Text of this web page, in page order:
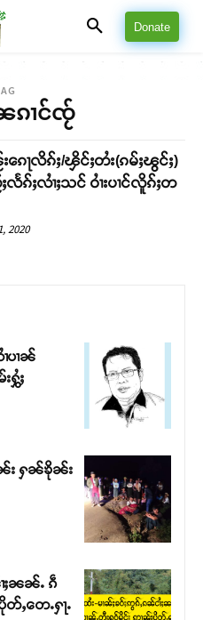
Donate
ၵၢင်ၸႂ်
ၵေႃလိၵ်ႈ/ၾိင်ႈတႆး(ၵမ်ႈၽွင်ႈ)
လႅၵ်ႈလၢႆႈသင် ဝၢႆးပၢင်လိူၵ်ႈတ
2020
ပၢၼ်
ႁွႆႈ
း ႁၼ်ၶိုၼ်း
ႈၼၼ်ႉ ၵဵ
ႇတေႉႁႃႉ